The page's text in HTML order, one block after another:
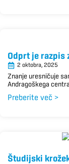
Odprt je razpis
2 oktobra, 2025
Znanje uresničuje
Andragoškega
Preberite več >
Študijski